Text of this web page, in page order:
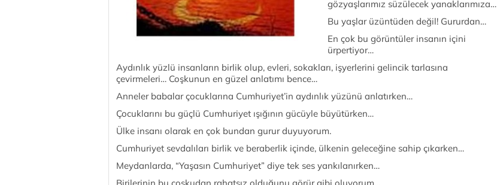
gözyaşlarımız süzülecek yanaklarımıza…
Bu yaşlar üzüntüden değil! Gururdan…
En çok bu görüntüler insanın içini
ürpertiyor…
Aydınlık yüzlü insanların birlik olup, evleri, sokakları, işyerlerini gelincik tarlasına
çevirmeleri… Coşkunun en güzel anlatımı bence…
Anneler babalar çocuklarına Cumhuriyet’in aydınlık yüzünü anlatırken…
Çocuklarını bu güçlü Cumhuriyet ışığının gücüyle büyütürken…
Ülke insanı olarak en çok bundan gurur duyuyorum.
Cumhuriyet sevdalıları birlik ve beraberlik içinde, ülkenin geleceğine sahip çıkarken…
Meydanlarda, “Yaşasın Cumhuriyet” diye tek ses yankılanırken…